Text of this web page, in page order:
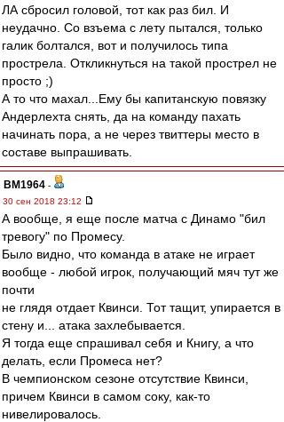
ЛА сбросил головой, тот как раз бил. И
неудачно. Со взъема с лету пытался, только
галик болтался, вот и получилось типа
прострела. Откликнуться на такой прострел не
просто ;)
А то что махал...Ему бы капитанскую повязку
Андерлехта снять, да на команду пахать
начинать пора, а не через твиттеры место в
составе выпрашивать.
BM1964 -
30 сен 2018 23:12
А вообще, я еще после матча с Динамо "бил
тревогу" по Промесу.
Было видно, что команда в атаке не играет
вообще - любой игрок, получающий мяч тут же
почти
не глядя отдает Квинси. Тот тащит, упирается в
стену и... атака захлебывается.
Я тогда еще спрашивал себя и Книгу, а что
делать, если Промеса нет?
В чемпионском сезоне отсутствие Квинси,
причем Квинси в самом соку, как-то
нивелировалось.